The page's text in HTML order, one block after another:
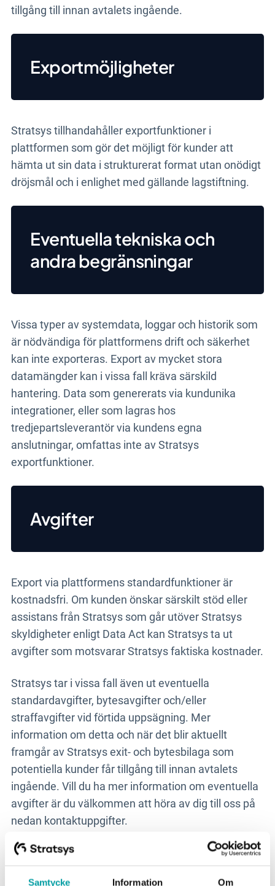
Samtycke Information Om
tillgång till innan avtalets ingående.
Exportmöjligheter
Stratsys tillhandahåller exportfunktioner i
plattformen som gör det möjligt för kunder att
hämta ut sin data i strukturerat format utan onödigt
dröjsmål och i enlighet med gällande lagstiftning.
Eventuella tekniska och
andra begränsningar
Vissa typer av systemdata, loggar och historik som
är nödvändiga för plattformens drift och säkerhet
kan inte exporteras. Export av mycket stora
datamängder kan i vissa fall kräva särskild
hantering. Data som genererats via kundunika
integrationer, eller som lagras hos
tredjepartsleverantör via kundens egna
anslutningar, omfattas inte av Stratsys
exportfunktioner.
Avgifter
Export via plattformens standardfunktioner är
kostnadsfri. Om kunden önskar särskilt stöd eller
assistans från Stratsys som går utöver Stratsys
skyldigheter enligt Data Act kan Stratsys ta ut
avgifter som motsvarar Stratsys faktiska kostnader.
Stratsys tar i vissa fall även ut eventuella
standardavgifter, bytesavgifter och/eller
straffavgifter vid förtida uppsägning. Mer
information om detta och när det blir aktuellt
framgår av Stratsys exit- och bytesbilaga som
potentiella kunder får tillgång till innan avtalets
ingående. Vill du ha mer information om eventuella
avgifter är du välkommen att höra av dig till oss på
nedan kontaktuppgifter.
Jurisdiktion